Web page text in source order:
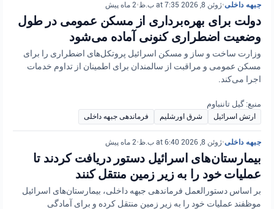
جبهه داخلی•ژوئن 8, 2026 at 7:35 ب.ظ •2 ماه پیش
دولت برای بهره‌برداری از مسکن عمومی در طول
وضعیت اضطراری کنونی آماده می‌شود
وزارت ساخت و ساز و مسکن اسرائیل پروتکل‌های اضطراری را برای
مسکن عمومی و مراقبت از سالمندان برای اطمینان از تداوم خدمات
اجرا می‌کند.
منبع: گیل تاننباوم
ارتش اسرائیل شرق اورشلیم فرماندهی جبهه داخلی
جبهه داخلی•ژوئن 8, 2026 at 6:40 ب.ظ •2 ماه پیش
بیمارستان‌های اسرائیل دستور دریافت کردند تا
عملیات خود را به زیر زمین منتقل کنند
بر اساس دستورالعمل فرماندهی جبهه داخلی، بیمارستان‌های اسرائیل
موظفند عملیات خود را به زیر زمین منتقل کرده و برای آمادگی